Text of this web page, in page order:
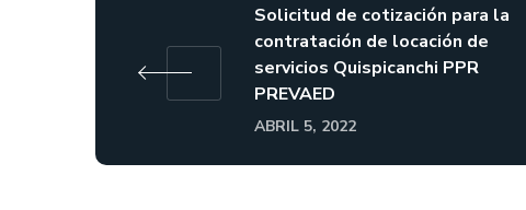
Solicitud de cotización para la
contratación de locación de
servicios Quispicanchi PPR
PREVAED
ABRIL 5, 2022